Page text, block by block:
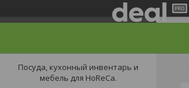
Посуда, кухонный инвентарь и
мебель для HoReCa.